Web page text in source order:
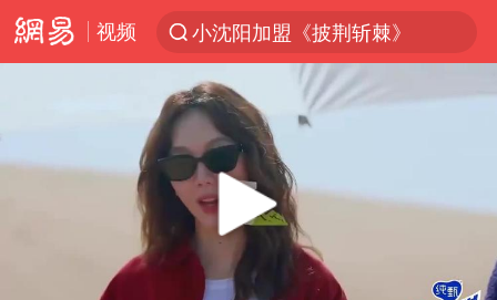
视频
小沈阳加盟《披荆斩棘》
白海豚雨量超越利奇马、巴威
人形机器人第一股
上海地铁4条线路全线停运
宇树申购 中一签有望赚20万元
4.2平卫生间补漏注胶花1.55万